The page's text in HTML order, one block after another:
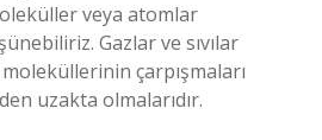
veya atomlar
Gazlar ve sıvılar
çarpışmaları
uzakta olmalarıdır.